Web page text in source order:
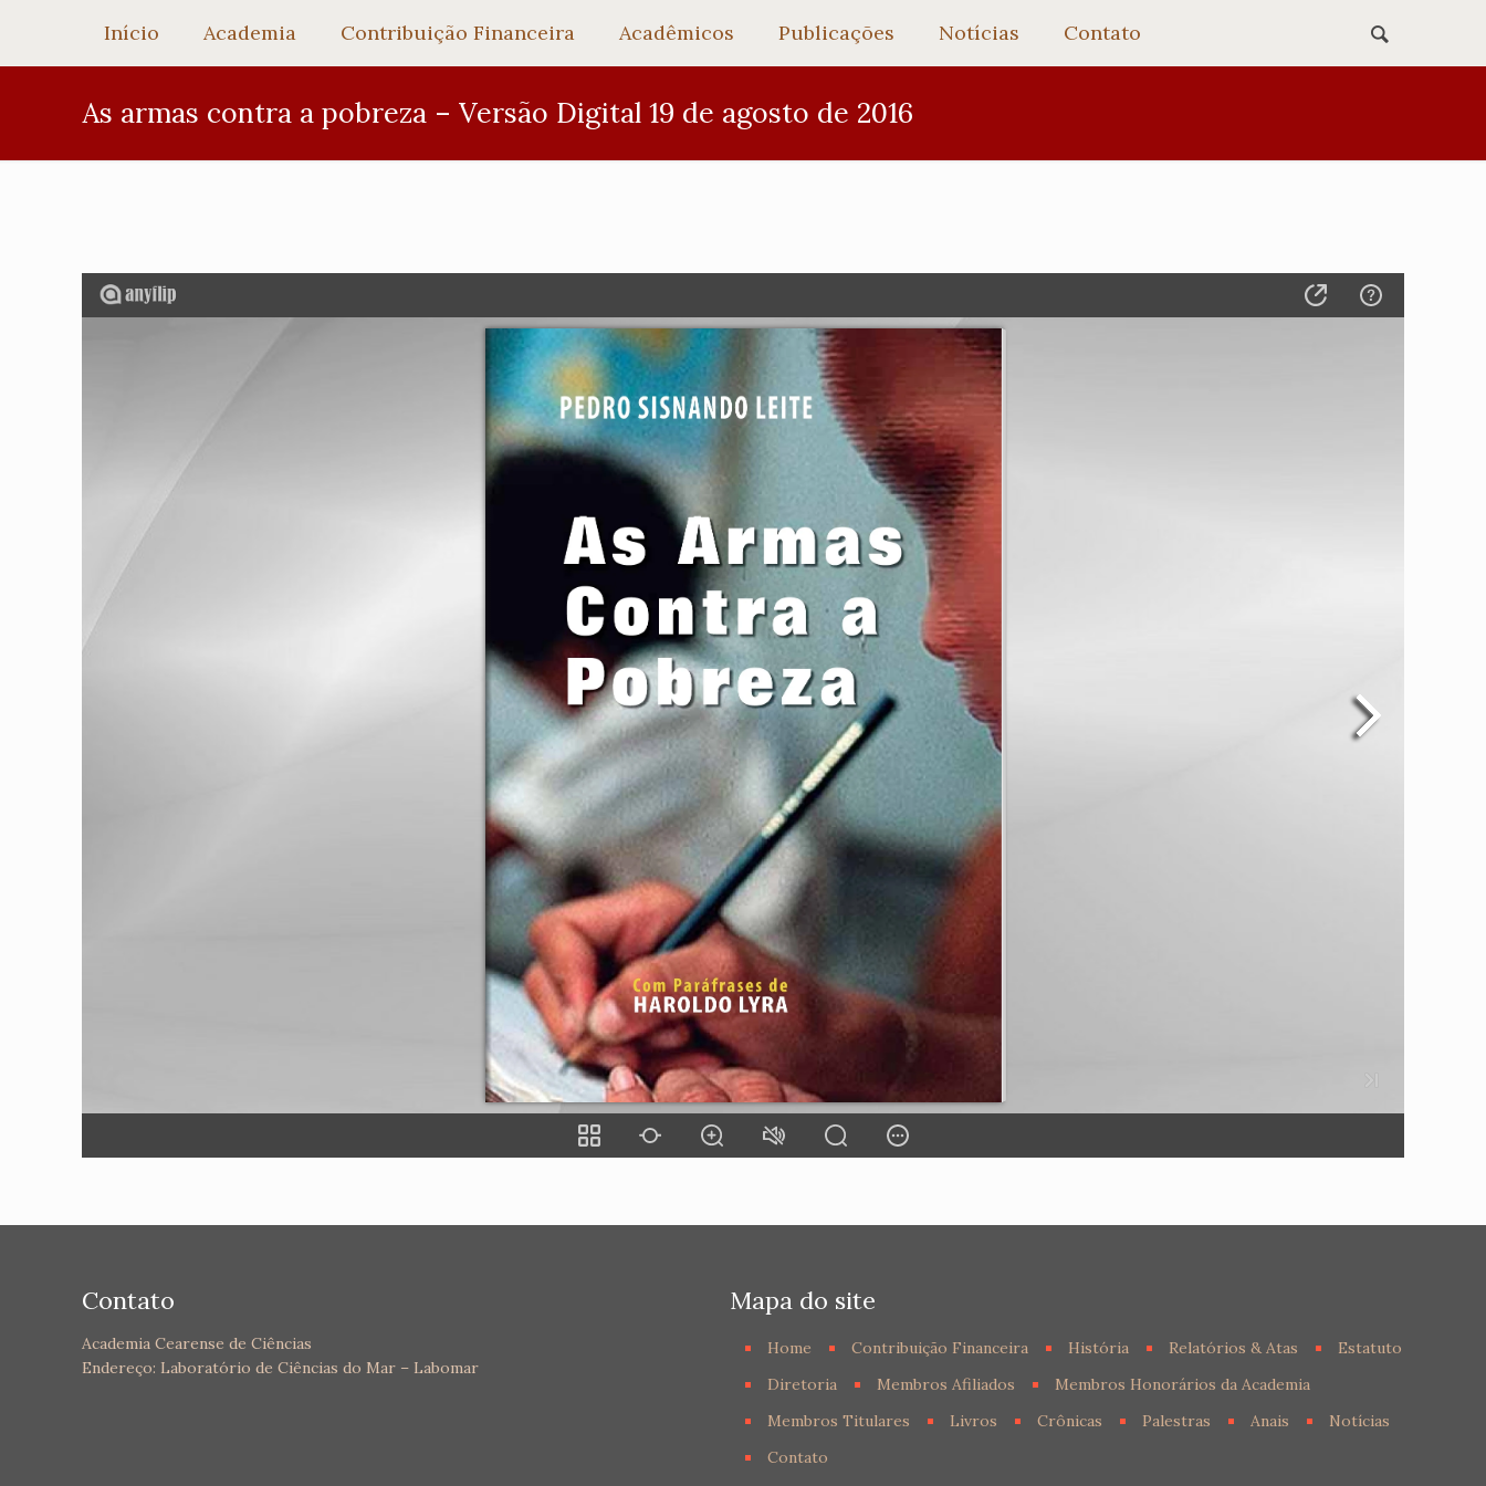
Início Academia Contribuição Financeira Acadêmicos Publicações Notícias Contato
As armas contra a pobreza – Versão Digital 19 de agosto de 2016
Contato
Academia Cearense de Ciências
Endereço: Laboratório de Ciências do Mar – Labomar
Mapa do site
Home Contribuição Financeira História Relatórios & Atas
Estatuto
Diretoria
Membros Afiliados
Membros Honorários da Academia
Membros Titulares
Livros Crônicas Palestras Anais
Notícias
Contato